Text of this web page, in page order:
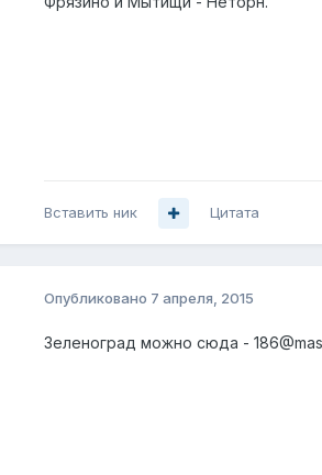
Вставить ник Цитата
Опубликовано 7 апреля, 2015
Зеленоград можно сюда -